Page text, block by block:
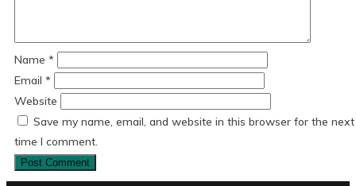
Name *
Email *
Website
Save my name, email, and website in this browser for the next
time I comment.